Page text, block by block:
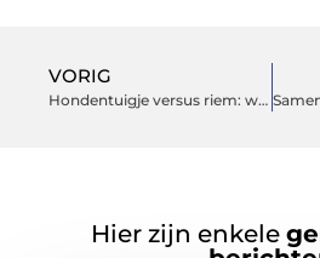
VORIG
Hondentuigje versus riem: wat is beter voor jouw hond?
Hier zijn enkele